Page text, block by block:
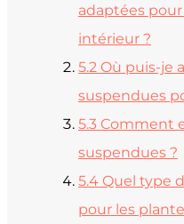
adaptées
intérieur ?
5.2 Où puis-je
suspendues
5.3 Comment
suspendues ?
5.4 Quel type
pour les